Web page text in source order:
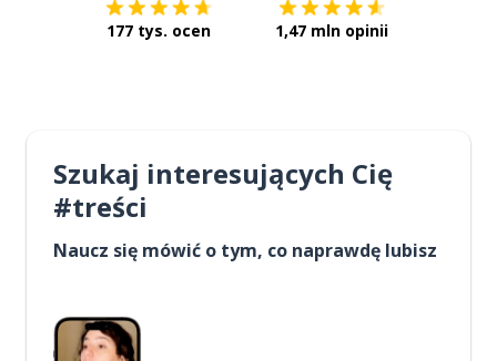
177 tys. ocen 1,47 mln opinii
Szukaj interesujących Cię
#treści
Naucz się mówić o tym, co naprawdę lubisz